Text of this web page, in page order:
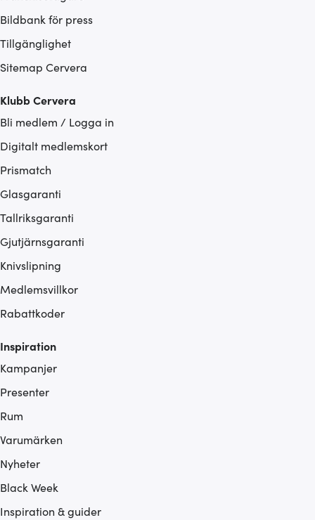
Bildbank för press
Tillgänglighet
Sitemap Cervera
Klubb Cervera
Bli medlem / Logga in
Digitalt medlemskort
Prismatch
Glasgaranti
Tallriksgaranti
Gjutjärnsgaranti
Knivslipning
Medlemsvillkor
Rabattkoder
Inspiration
Kampanjer
Presenter
Rum
Varumärken
Nyheter
Black Week
Inspiration & guider